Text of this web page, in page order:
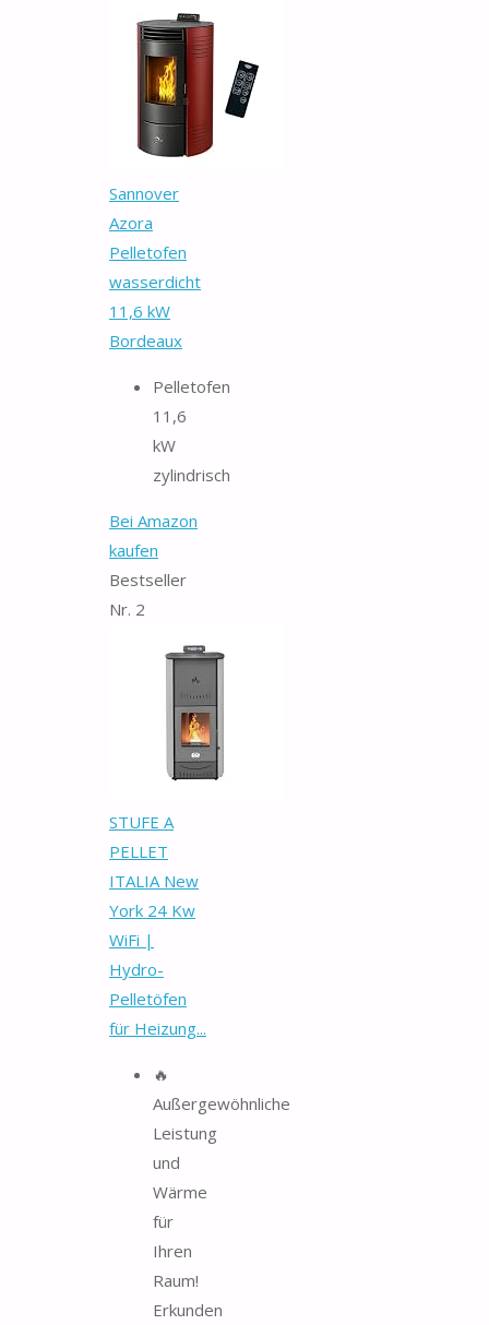
Sannover
Azora
Pelletofen
wasserdicht
11,6 kW
Bordeaux
Pelletofen
11,6
kW
zylindrisch
Bei Amazon
kaufen
Bestseller
Nr. 2
STUFE A
PELLET
ITALIA New
York 24 Kw
WiFi |
Hydro-
Pelletöfen
für Heizung...
🔥
Außergewöhnliche
Leistung
und
Wärme
für
Ihren
Raum!
Erkunden